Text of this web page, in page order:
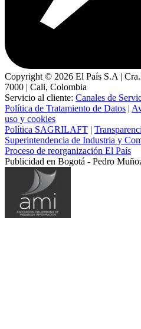
Copyright © 2026 El País S.A |
7000 | Cali, Colombia
Servicio al cliente: Canales de
Política de Tratamiento de Datos |
uso y cookies
Política SAGRILAFT |
Superintendencia de Industria y
Proceso de reorganización El País
Publicidad en Bogotá - Pedro